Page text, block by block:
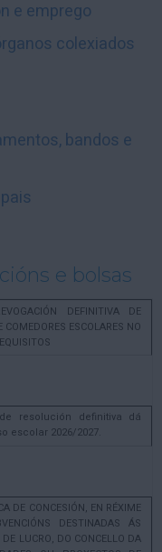
e emprego
colexiados
bandos e
e bolsas
DEFINITIVA DE
ESCOLARES NO
de resolución definitiva dá
escolar 2026/2027.
DE CONCESIÓN, EN RÉXIME
DESTINADAS ÁS
LUCRO, DO CONCELLO DA